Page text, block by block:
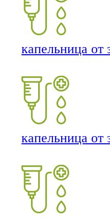
капельница от
капельница от